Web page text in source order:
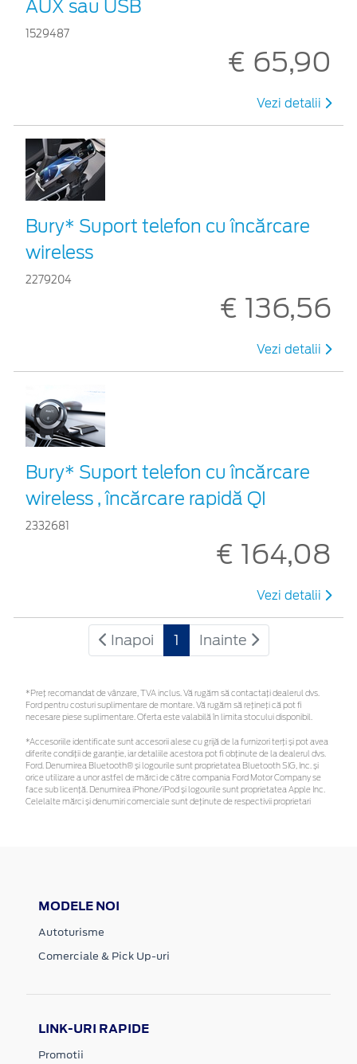
AUX sau USB
1529487
€ 65,90
Vezi detalii
Bury* Suport telefon cu încărcare
wireless
2279204
€ 136,56
Vezi detalii
Bury* Suport telefon cu încărcare
wireless , încărcare rapidă QI
2332681
€ 164,08
Vezi detalii
Inapoi 1 Inainte
*Preţ recomandat de vânzare, TVA inclus. Vă rugăm să contactaţi dealerul dvs.
Ford pentru costuri suplimentare de montare. Vă rugăm să rețineți că pot fi
necesare piese suplimentare. Oferta este valabilă în limita stocului disponibil.
*Accesoriile identificate sunt accesorii alese cu grijă de la furnizori terți și pot avea
diferite condiții de garanție, iar detaliile acestora pot fi obținute de la dealerul dvs.
Ford. Denumirea Bluetooth® și logourile sunt proprietatea Bluetooth SIG, Inc. și
orice utilizare a unor astfel de mărci de către compania Ford Motor Company se
face sub licență. Denumirea iPhone/iPod și logourile sunt proprietatea Apple Inc.
Celelalte mărci și denumiri comerciale sunt deținute de respectivii proprietari
MODELE NOI
Autoturisme
Comerciale & Pick Up-uri
LINK-URI RAPIDE
Promotii